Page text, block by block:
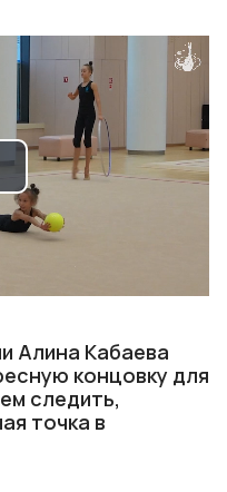
Алина Кабаева
концовку для
следить,
точка в